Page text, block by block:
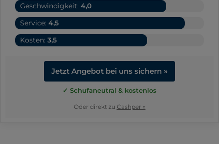
Geschwindigkeit: 4,0
Service: 4,5
Kosten: 3,5
Jetzt Angebot bei uns sichern »
✓ Schufaneutral & kostenlos
Oder direkt zu Cashper »